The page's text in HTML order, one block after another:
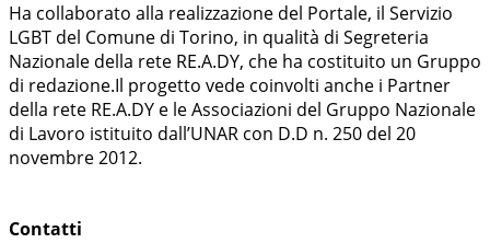
Ha collaborato alla realizzazione del Portale, il Servizio
LGBT del Comune di Torino, in qualità di Segreteria
Nazionale della rete RE.A.DY, che ha costituito un Gruppo
di redazione.Il progetto vede coinvolti anche i Partner
della rete RE.A.DY e le Associazioni del Gruppo Nazionale
di Lavoro istituito dall’UNAR con D.D n. 250 del 20
novembre 2012.
Contatti